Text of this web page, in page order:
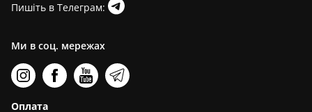
Пишіть в Телеграм:
Ми в соц. мережах
Оплата